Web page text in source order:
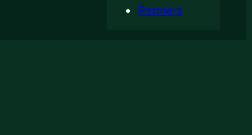
Partners